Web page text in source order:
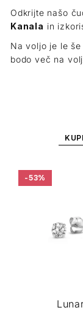
Odkrijte našo
Kanala in
Na voljo je le
bodo več na
-53%